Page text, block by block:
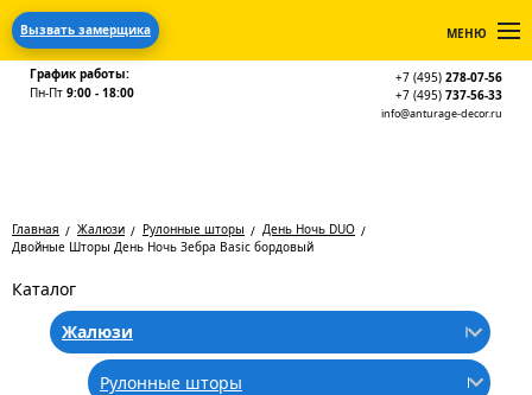
Вызвать замерщика МЕНЮ
График работы:
Пн-Пт 9:00 - 18:00
+7 (495) 278-07-56
+7 (495) 737-56-33
info@anturage-decor.ru
Главная Жалюзи Рулонные шторы
День Ночь DUO
Двойные Шторы День Ночь Зебра Basic бордовый
Каталог
Жалюзи
Рулонные шторы